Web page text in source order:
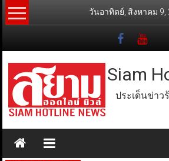
Skip
to
วันอาทิตย์, สิงหาคม 9,
Siam
ประเด็นข่าว